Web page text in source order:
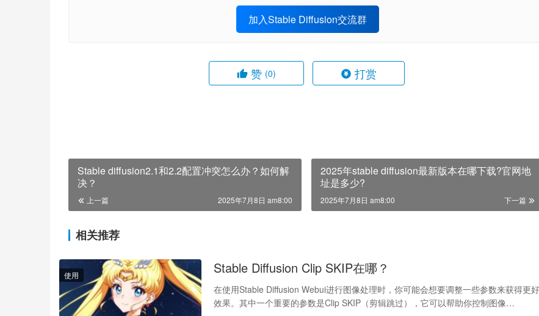
加入Stable Diffusion交流群
赞 (0) 打赏
Stable diffusion2.1和2.2配置冲突怎么办？如何解
决？
上一篇 2025年7月8日 am8:00
2025年stable diffusion最新版本在哪下载?官网地
址是多少?
下一篇
2025年7月8日 am8:00
相关推荐
使用 Stable Diffusion Clip SKIP在哪？
在使用Stable Diffusion Webui进行图像处理时，你可能会想要调整一些参数来获得更
效果。其中一个重要的参数是Clip SKIP（剪辑跳过），它可以帮助你控制图像…